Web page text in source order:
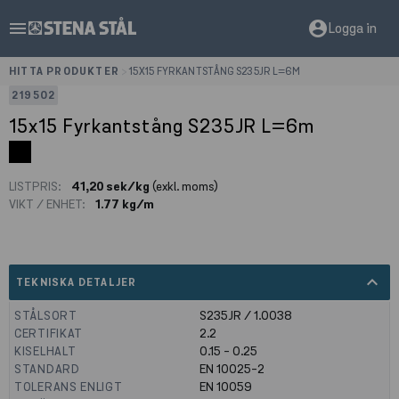
menu account_circleLogga in
HITTA PRODUKTER
15X15 FYRKANTSTÅNG S235JR L=6M
219502
15x15 Fyrkantstång S235JR L=6m
LISTPRIS: 41,20 sek/kg (exkl. moms)
VIKT / ENHET:
1.77 kg/m
TEKNISKA DETALJER expand_less
STÅLSORT
S235JR / 1.0038
CERTIFIKAT
2.2
KISELHALT
0.15 - 0.25
STANDARD
EN 10025-2
TOLERANS ENLIGT
EN 10059